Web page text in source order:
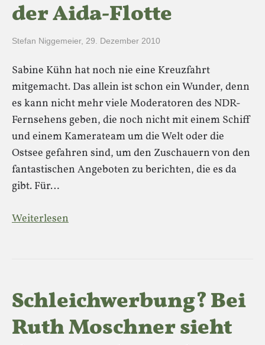
der Aida-Flotte
Stefan Niggemeier, 29. Dezember 2010
Sabine Kühn hat noch nie eine Kreuzfahrt
mitgemacht. Das allein ist schon ein Wunder, denn
es kann nicht mehr viele Moderatoren des NDR-
Fernsehens geben, die noch nicht mit einem Schiff
und einem Kamerateam um die Welt oder die
Ostsee gefahren sind, um den Zuschauern von den
fantastischen Angeboten zu berichten, die es da
gibt. Für…
Weiterlesen
Schleichwerbung? Bei
Ruth Moschner sieht